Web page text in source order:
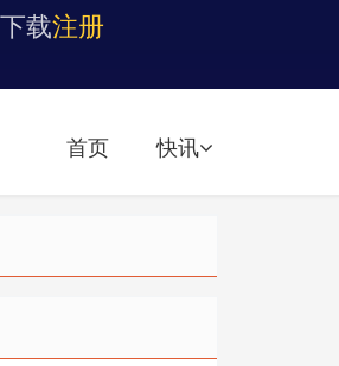
载注册
首页 快讯